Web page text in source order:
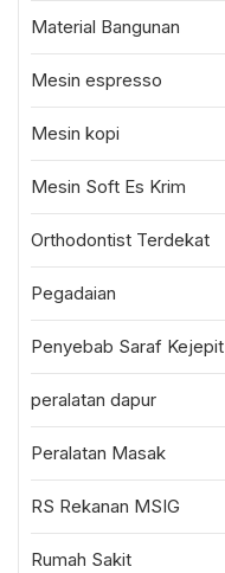
Material Bangunan
Mesin espresso
Mesin kopi
Mesin Soft Es Krim
Orthodontist Terdekat
Pegadaian
Penyebab Saraf Kejepit
peralatan dapur
Peralatan Masak
RS Rekanan MSIG
Rumah Sakit